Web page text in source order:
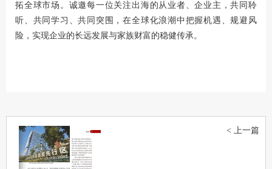
拓全球市场。诚邀每一位关注出海的从业者、企业主，共同聆
听、共同学习、共同突围，在全球化浪潮中把握机遇、规避风
险，实现企业的长远发展与家族财富的稳健传承。
< 上一篇